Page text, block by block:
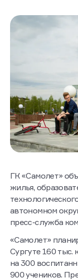
ГК «Самолет»
жилья,
автономном
пресс-служба
«Самолет»
Сургуте 160 тыс.
на 300
900 учеников.